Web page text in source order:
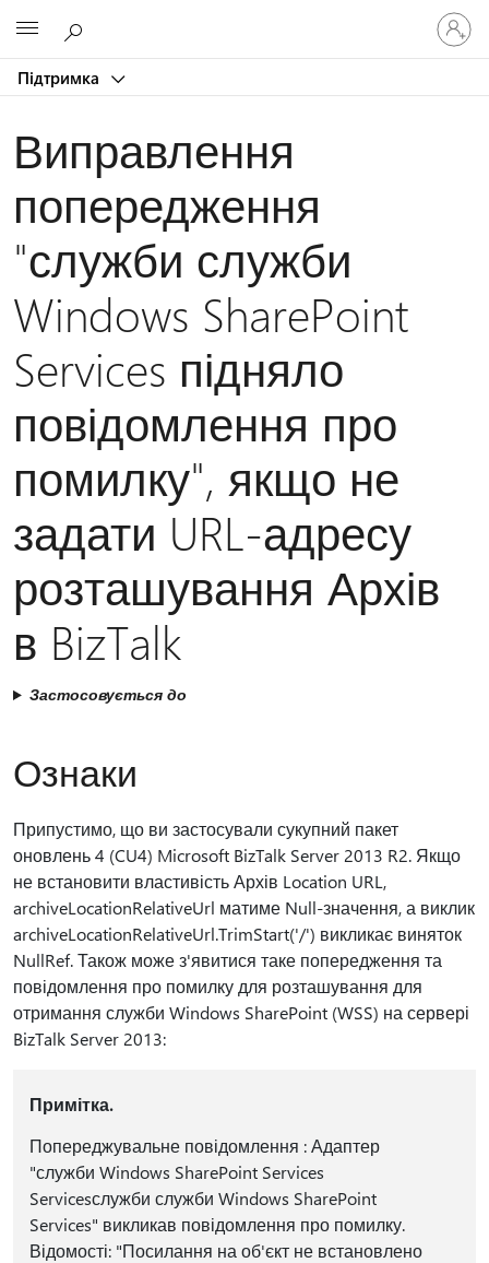
Підтримка
Увійдіть
свій
запис
Виправлення
попередження
"служби служби
Windows SharePoint
Services підняло
повідомлення про
помилку", якщо не
задати URL-адресу
розташування Архів
в BizTalk
Застосовується до
Ознаки
Припустимо, що ви застосували сукупний пакет
оновлень 4 (CU4) Microsoft BizTalk Server 2013 R2. Якщо
не встановити властивість Архів Location URL,
archiveLocationRelativeUrl матиме Null-значення, а виклик
archiveLocationRelativeUrl.TrimStart('/') викликає виняток
NullRef. Також може з'явитися таке попередження та
повідомлення про помилку для розташування для
отримання служби Windows SharePoint (WSS) на сервері
BizTalk Server 2013:
Примітка.
Попереджувальне повідомлення : Адаптер
"служби Windows SharePoint Services
Servicesслужби служби Windows SharePoint
Services" викликав повідомлення про помилку.
Відомості: "Посилання на об'єкт не встановлено